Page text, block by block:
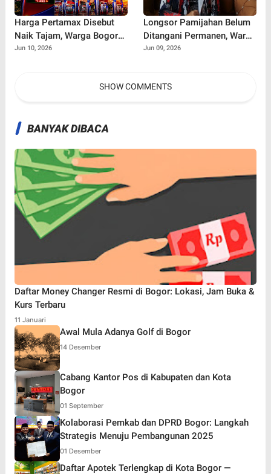
Harga Pertamax Disebut
Naik Tajam, Warga Bogor
Ramai Soroti Dampaknya
Jun 10, 2026
Longsor Pamijahan Belum
Ditangani Permanen, Warga
Khawatir Ancaman Longsor
Jun 09, 2026
SHOW COMMENTS
BANYAK DIBACA
Daftar Money Changer Resmi di Bogor: Lokasi, Jam Buka &
Kurs Terbaru
11 Januari
Awal Mula Adanya Golf di Bogor
14 Desember
Cabang Kantor Pos di Kabupaten dan Kota
Bogor
01 September
Kolaborasi Pemkab dan DPRD Bogor: Langkah
Strategis Menuju Pembangunan 2025
01 Desember
Daftar Apotek Terlengkap di Kota Bogor —